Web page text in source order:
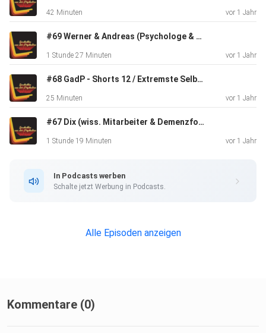
42 Minuten vor 1 Jahr
#69 Werner & Andreas (Psychologe & Ergotherapeut)
1 Stunde 27 Minuten vor 1 Jahr
#68 GadP - Shorts 12 / Extremste Selbstverletzung
25 Minuten vor 1 Jahr
#67 Dix (wiss. Mitarbeiter & Demenzforscher)
1 Stunde 19 Minuten vor 1 Jahr
In Podcasts werben
Schalte jetzt Werbung in Podcasts.
Alle Episoden anzeigen
Kommentare (0)